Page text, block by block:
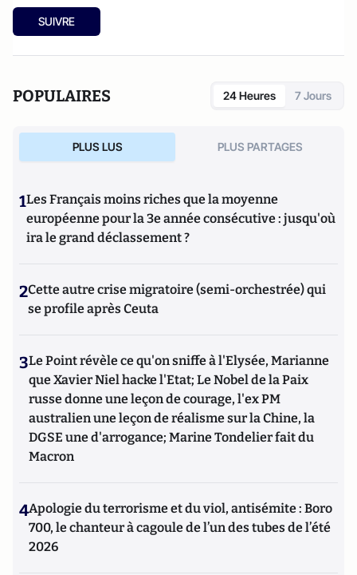
SUIVRE
POPULAIRES 24 Heures 7 Jours
PLUS LUS PLUS PARTAGES
1Les Français moins riches que la moyenne
européenne pour la 3e année consécutive : jusqu'où
ira le grand déclassement ?
2Cette autre crise migratoire (semi-orchestrée) qui
se profile après Ceuta
3Le Point révèle ce qu'on sniffe à l'Elysée, Marianne
que Xavier Niel hacke l'Etat; Le Nobel de la Paix
russe donne une leçon de courage, l'ex PM
australien une leçon de réalisme sur la Chine, la
DGSE une d'arrogance; Marine Tondelier fait du
Macron
4Apologie du terrorisme et du viol, antisémite : Boro
700, le chanteur à cagoule de l’un des tubes de l’été
2026